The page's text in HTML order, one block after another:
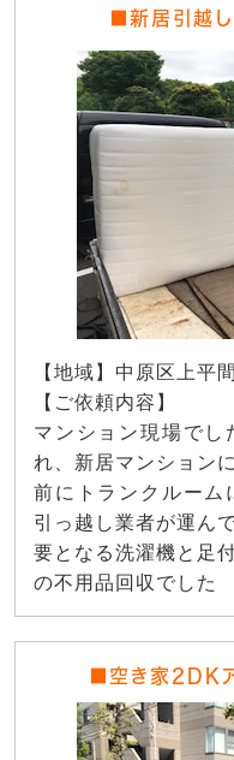
■新居引越
【地域】中原区上平
【ご依頼内容】
マンション現場でし
れ、新居マンション
前にトランクルーム
引っ越し業者が運ん
要となる洗濯機と足
の不用品回収でした
■空き家2DK